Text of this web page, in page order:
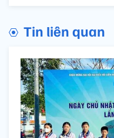
Tin liên quan